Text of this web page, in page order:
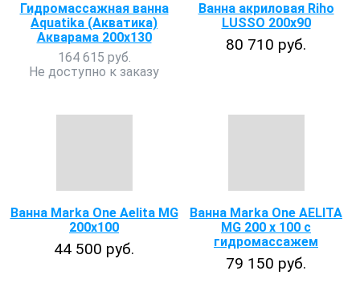
Гидромассажная ванна
Aquatika (Акватика)
Акварама 200х130
164 615 руб.
Не доступно к заказу
Ванна акриловая Riho
LUSSO 200x90
80 710 руб.
Ванна Marka One Aelita MG
200x100
44 500 руб.
Ванна Marka One AELITA
MG 200 x 100 с
гидромассажем
79 150 руб.